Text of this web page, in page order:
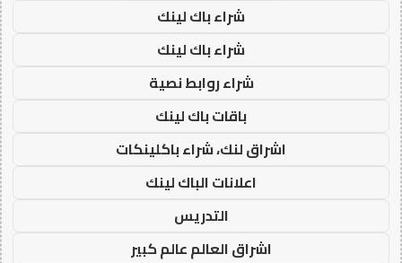
شراء باك لينك
شراء باك لينك
شراء روابط نصية
باقات باك لينك
اشراق لنك، شراء باكلينكات
اعلانات الباك لينك
التدريس
اشراق العالم عالم كبير